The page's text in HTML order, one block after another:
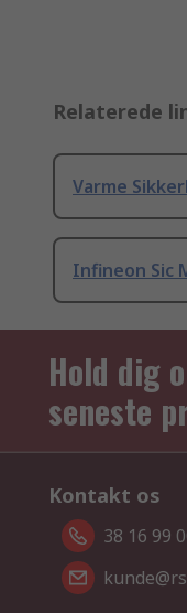
Relaterede
Varme
Infineon Sic
Hold dig
seneste
Kontakt os
38 16 99